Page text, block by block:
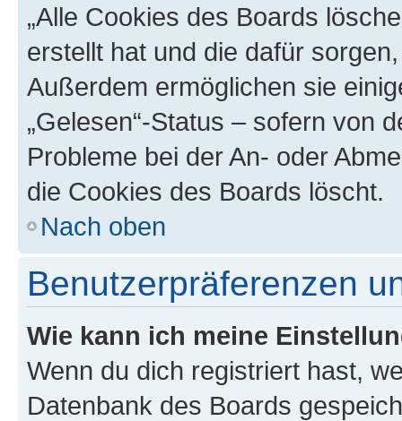
„Alle Cookies des Boards
erstellt hat und die dafür
Außerdem ermöglichen sie
„Gelesen“-Status – sofern von
Probleme bei der An- oder
die Cookies des Boards löscht.
Nach oben
Benutzerpräferenzen
Wie kann ich meine
Wenn du dich registriert hast,
Datenbank des Boards